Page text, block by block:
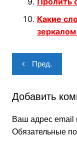
Какие
Навигация
по
записям
Пред.
Добавить
Ваш адрес email
Обязательные